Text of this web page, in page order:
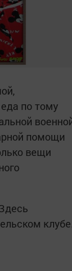
по тому
помощи
вещи